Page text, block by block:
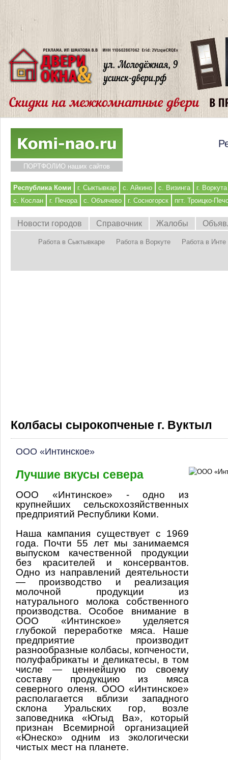
ПОРТФОЛИО наших сайтов
Республика Коми г. Сыктывкар с. Айкино с. Визинга
г. Воркута
с. Кослан
г. Печора с. Объячево г. Сосногорск пгт. Троицко-
Новости городов Справочник Жалобы
Работа в Сыктывкаре Работа в Воркуте Работа в Инте
Колбасы сырокопченые г. Вуктыл
ООО «Интинское»
Лучшие вкусы севера
ООО «Интинское» - одно из
крупнейших сельскохозяйственных
предприятий Республики Коми.
Наша кампания существует с 1969
года. Почти 55 лет мы занимаемся
выпуском качественной продукции
без красителей и консервантов.
Одно из направлений деятельности
— производство и реализация
молочной продукции из
натурального молока собственного
производства. Особое внимание в
ООО «Интинское» уделяется
глубокой переработке мяса. Наше
предприятие производит
разнообразные колбасы, копчености,
полуфабрикаты и деликатесы, в том
числе — ценнейшую по своему
составу продукцию из мяса
северного оленя. ООО «Интинское»
располагается вблизи западного
склона Уральских гор, возле
заповедника «Югыд Ва», который
признан Всемирной организацией
«Юнеско» одним из экологически
чистых мест на планете.